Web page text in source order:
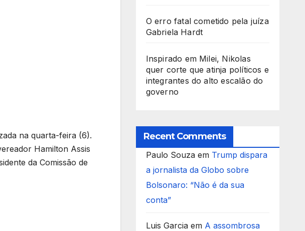
na quarta-feira (6).
Hamilton Assis
da Comissão de
O erro fatal cometido pela juíza
Gabriela Hardt
Inspirado em Milei, Nikolas
quer corte que atinja políticos e
integrantes do alto escalão do
governo
Recent Comments
Paulo Souzaem Trump dispara
a jornalista da Globo sobre
Bolsonaro: “Não é da sua
conta”
Luis Garciaem A assombrosa